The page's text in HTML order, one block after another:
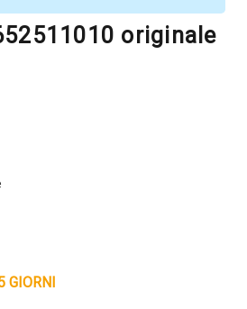
originale
GIORNI